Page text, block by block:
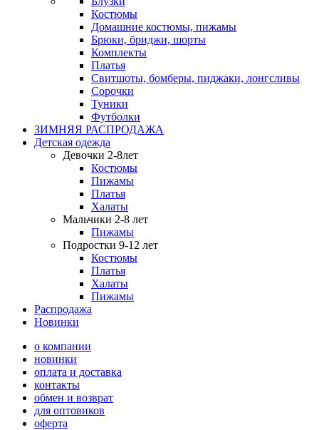
Костюмы
Домашние костюмы, пижамы
Брюки, бриджи, шорты
Комплекты
Платья
Свитшоты, бомберы, пиджаки, лонгсливы
Сорочки
Туники
Футболки
ЗИМНЯЯ РАСПРОДАЖА
Детская одежда
Девочки 2-8лет
Костюмы
Пижамы
Платья
Халаты
Мальчики 2-8 лет
Пижамы
Подростки 9-12 лет
Костюмы
Платья
Халаты
Пижамы
Распродажа
Новинки
о компании
новинки
оплата и доставка
контакты
обмен и возврат
для оптовиков
оферта